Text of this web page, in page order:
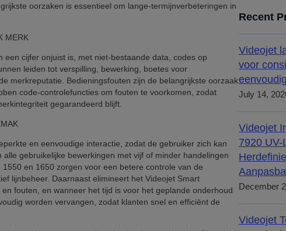
oorzaken is essentieel om lange-termijnverbeteringen in
MERK
cijfer onjuist is, met niet-bestaande data, codes op
leiden tot verspilling, bewerking, boetes voor
merkreputatie. Bedieningsfouten zijn de belangrijkste oorzaak
code-controlefuncties om fouten te voorkomen, zodat
gegarandeerd blijft.
en eenvoudige interactie, zodat de gebruiker zich kan
gebruikelijke bewerkingen met vijf of minder handelingen
en 1650 zorgen voor een betere controle van de
lijnbeheer. Daarnaast elimineert het Videojet Smart
fouten, en wanneer het tijd is voor het geplande onderhoud
worden vervangen, zodat klanten snel en efficiënt de
Recent
Videojet
voor
July 14,
Videojet
7920
December
Videojet